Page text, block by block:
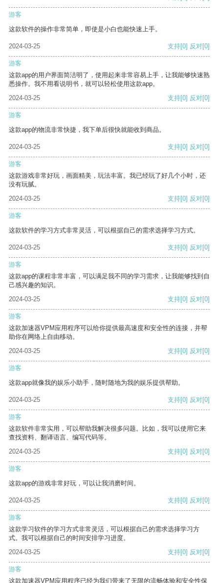
游客
这款软件的操作非常简单，即使是小白也能快速上手。
2024-03-25 支持[0] 反对[0]
游客
这款app的用户界面简洁明了，使用起来非常容易上手，让我能够快速熟
悉操作。我不用看说明书，就可以轻松使用这款app。
2024-03-25
支持[0] 反对[0]
游客
这款app的物流非常快捷，我下单后很快就能收到商品。
2024-03-25 支持[0] 反对[0]
游客
这款游戏非常好玩，画面精美，玩法丰富。我已经玩了好几个小时，还
没有玩腻。
2024-03-25
支持[0] 反对[0]
游客
这款软件的学习方式非常灵活，可以根据自己的需求选择学习方式。
2024-03-25 支持[0] 反对[0]
游客
这款app的课程非常丰富，可以满足我不同的学习需求，让我能够找到自
己感兴趣的知识。
2024-03-25
支持[0] 反对[0]
游客
这款加速器VPM应用程序可以给你提供最高速度和安全性的连接，并帮
助你在网络上自由移动。
2024-03-25
支持[0] 反对[0]
游客
这款app就像我的娱乐小助手，随时随地为我的娱乐提供帮助。
2024-03-25 支持[0] 反对[0]
游客
这款软件非常实用，可以帮助我解决很多问题。比如，我可以使用它来
查找资料、翻译语言、编写代码等。
2024-03-25
支持[0] 反对[0]
游客
这款app的游戏非常好玩，可以让我消磨时间。
2024-03-25 支持[0] 反对[0]
游客
这款学习软件的学习方式非常灵活，可以根据自己的需求选择学习方
式。我可以根据自己的时间安排学习进度。
2024-03-25
支持[0] 反对[0]
游客
这款加速器VPM应用程序已经为我们带来了无限的流畅体验和安全性保